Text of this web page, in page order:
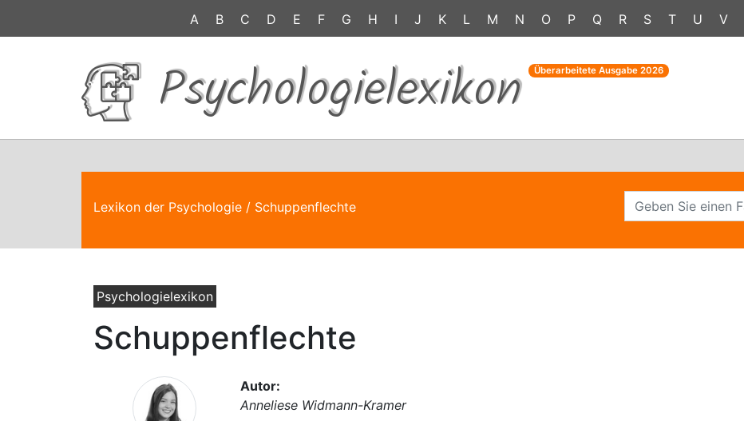
A B C D E F G H I J K L M N O P Q R S T U V
Psychologielexikon Überarbeitete Ausgabe 2026
Lexikon der Psychologie / Schuppenflechte
Psychologielexikon
Schuppenflechte
Autor:
Anneliese Widmann-Kramer